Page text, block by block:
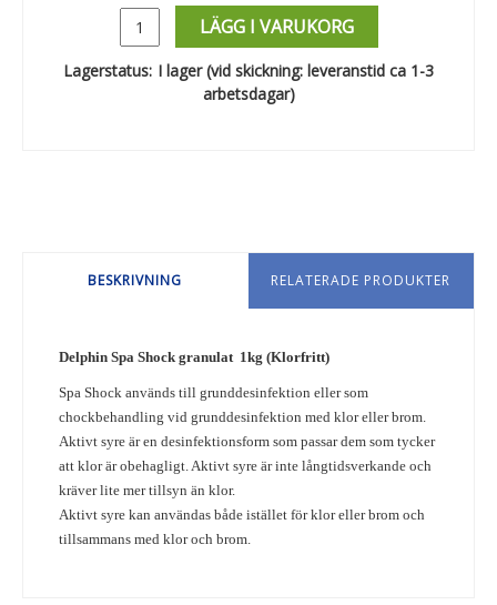
LÄGG I VARUKORG
Lagerstatus: I lager (vid skickning: leveranstid ca 1-3
arbetsdagar)
BESKRIVNING RELATERADE PRODUKTER
Delphin Spa Shock granulat 1kg (Klorfritt)
Spa Shock används till grunddesinfektion eller som
chockbehandling vid grunddesinfektion med klor eller brom.
Aktivt syre är en desinfektionsform som passar dem som tycker
att klor är obehagligt. Aktivt syre är inte långtidsverkande och
kräver lite mer tillsyn än klor.
Aktivt syre kan användas både istället för klor eller brom och
tillsammans med klor och brom.